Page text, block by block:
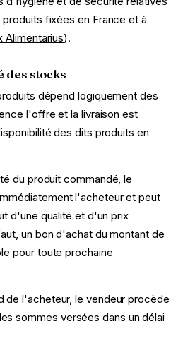
fixées en France et à
Alimentarius).
des stocks
dépend logiquement des
l'offre et la livraison est
des dits produits en
du produit commandé, le
l'acheteur et peut
d'une qualité et d'un prix
un bon d'achat du montant de
pour toute prochaine
de l'acheteur, le vendeur procède
sommes versées dans un délai